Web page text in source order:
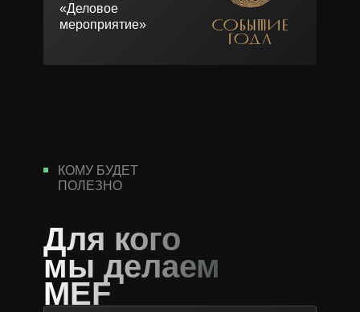
«Деловое
мероприятие»
Для кого
мы делаем
MEF
КОМУ БУДЕТ
ПОЛЕЗНО